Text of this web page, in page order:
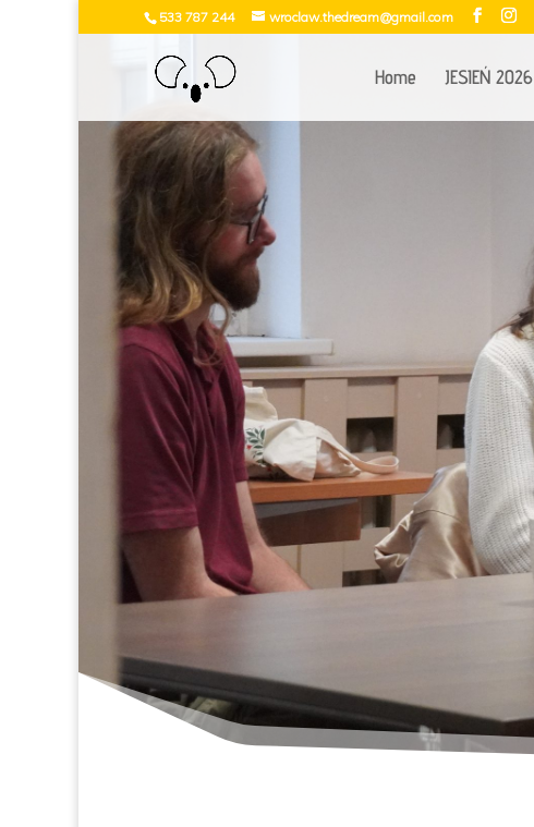
533 787 244 wroclaw.thedream@gmail.com
Home JESIEŃ 2026